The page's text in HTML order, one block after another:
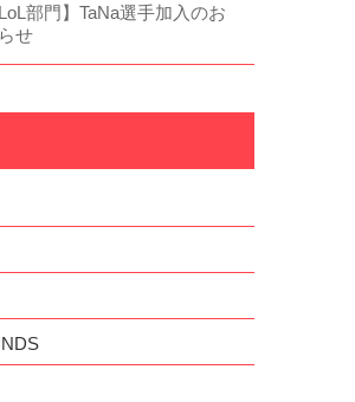
LoL部門】TaNa選手加入のお
せ